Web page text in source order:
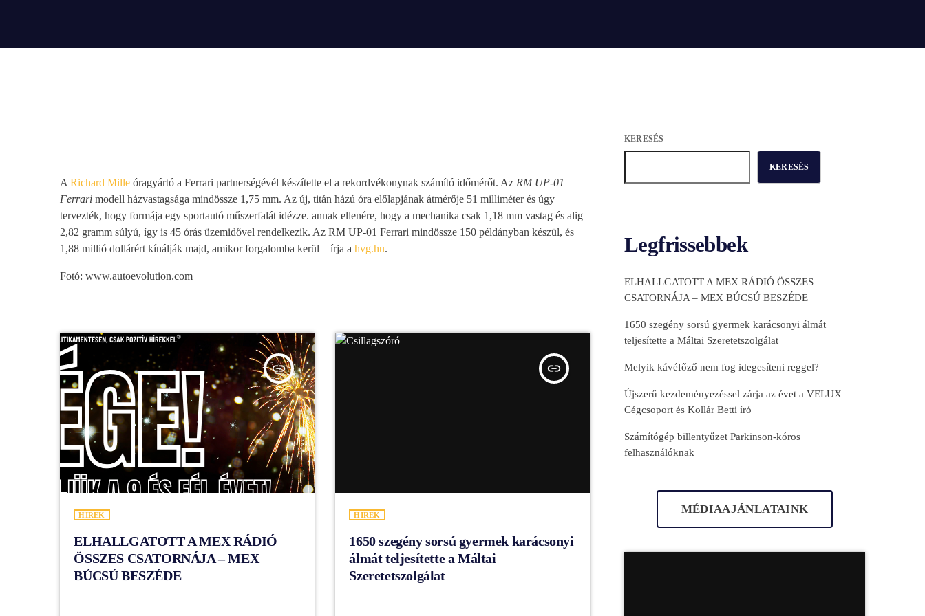
A Richard Mille óragyártó a Ferrari partnerségévél készítette el a rekordvékonynak számító időmérőt. Az RM UP-01
Ferrari modell házvastagsága mindössze 1,75 mm. Az új, titán házú óra előlapjának átmérője 51 milliméter és úgy
tervezték, hogy formája egy sportautó műszerfalát idézze. annak ellenére, hogy a mechanika csak 1,18 mm vastag és alig
2,82 gramm súlyú, így is 45 órás üzemidővel rendelkezik. Az RM UP-01 Ferrari mindössze 150 példányban készül, és
1,88 millió dollárért kínálják majd, amikor forgalomba kerül – írja a hvg.hu.
Fotó: www.autoevolution.com
insert_link
HÍREK
ELHALLGATOTT A MEX RÁDIÓ
ÖSSZES CSATORNÁJA – MEX
BÚCSÚ BESZÉDE
insert_link
HÍREK
1650 szegény sorsú gyermek karácsonyi
álmát teljesítette a Máltai
Szeretetszolgálat
KERESÉS
KERESÉS
Legfrissebbek
ELHALLGATOTT A MEX RÁDIÓ ÖSSZES
CSATORNÁJA – MEX BÚCSÚ BESZÉDE
1650 szegény sorsú gyermek karácsonyi álmát
teljesítette a Máltai Szeretetszolgálat
Melyik kávéfőző nem fog idegesíteni reggel?
Újszerű kezdeményezéssel zárja az évet a VELUX
Cégcsoport és Kollár Betti író
Számítógép billentyűzet Parkinson-kóros
felhasználóknak
MÉDIAAJÁNLATAINK